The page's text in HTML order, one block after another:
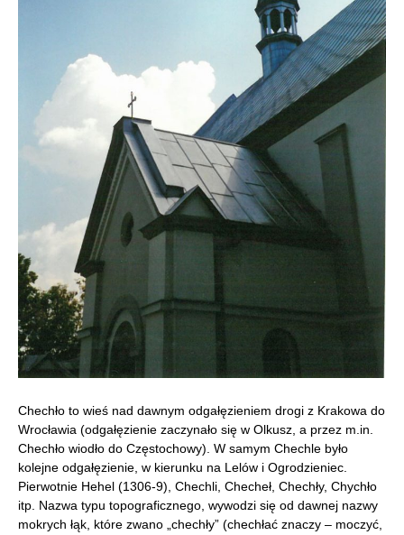
Chechło to wieś nad dawnym odgałęzieniem drogi z Krakowa do
Wrocławia (odgałęzienie zaczynało się w Olkusz, a przez m.in.
Chechło wiodło do Częstochowy). W samym Chechle było
kolejne odgałęzienie, w kierunku na Lelów i Ogrodzieniec.
Pierwotnie Hehel (1306-9), Chechli, Checheł, Chechły, Chychło
itp. Nazwa typu topograficznego, wywodzi się od dawnej nazwy
mokrych łąk, które zwano „chechły” (chechłać znaczy – moczyć,